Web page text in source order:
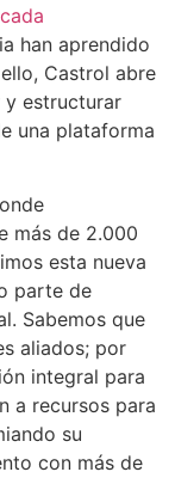
han aprendido
Castrol abre
y estructurar
una plataforma
más de 2.000
esta nueva
parte de
Sabemos que
aliados; por
integral para
a recursos para
su
con más de